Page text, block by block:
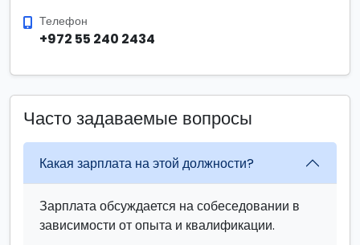
Телефон
+972 55 240 2434
Часто задаваемые вопросы
Какая зарплата на этой должности?
Зарплата обсуждается на собеседовании в
зависимости от опыта и квалификации.